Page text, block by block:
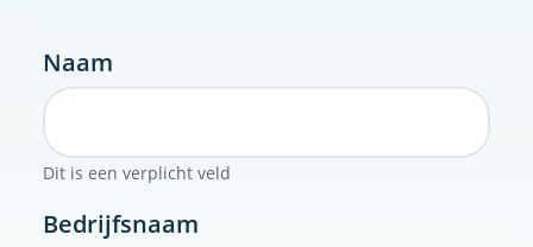
Naam
Dit is een verplicht veld
Bedrijfsnaam